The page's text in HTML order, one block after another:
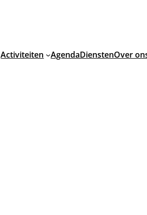
Activiteiten AgendaDienstenOver